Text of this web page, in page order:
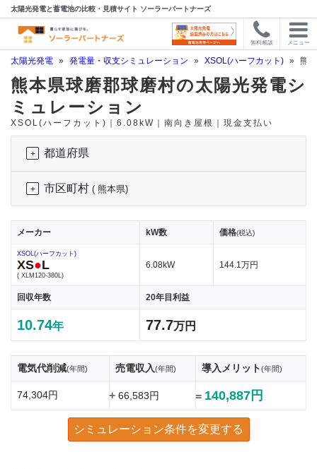
太陽光発電と蓄電池の比較・見積サイト ソーラーパートナーズ
無料相談 メニュー
太陽光発電 » 発電量・収支シミュレーション » XSOL(ハーフカット) » 熊
熊本県球磨郡球磨村の太陽光発電シ
ミュレーション
XSOL(ハーフカット)｜6.08kW｜南向き屋根｜現金支払い
都道府県
市区町村 ( 熊本県)
メーカー kW数 価格(税込)
XSOL(ハーフカット)
XS●L
( XLM120-380L)
6.08kW 144.1万円
回収年数 20年目利益
10.74年 77.7万円
電気代削減(年間) 売電収入(年間) 導入メリット(年間)
74,304円 +66,583円 = 140,887円
シミュレーション条件を変更する